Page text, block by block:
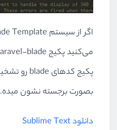
بصورت برجسته نشون میده.
دانلود Sublime Text